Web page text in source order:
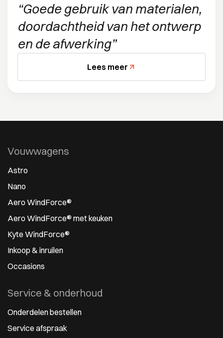
Goede gebruik van materialen,
doordachtheid van het ontwerp
en de afwerking
Lees meer
Vouwwagens
Astro
Nano
Aero WindForce®
Aero WindForce® met keuken
Kyte WindForce®
Inkoop & inruilen
Occasions
Service & onderhoud
Onderdelen bestellen
Service afspraak